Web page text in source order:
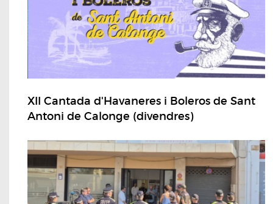
XII Cantada d'Havaneres i Boleros de Sant
Antoni de Calonge (divendres)